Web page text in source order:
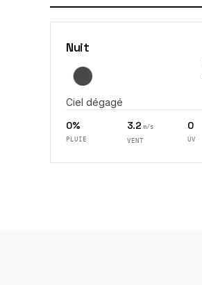
Nuit
Ciel dégagé
0%
PLUIE
3.2 m/s
VENT
0
UV